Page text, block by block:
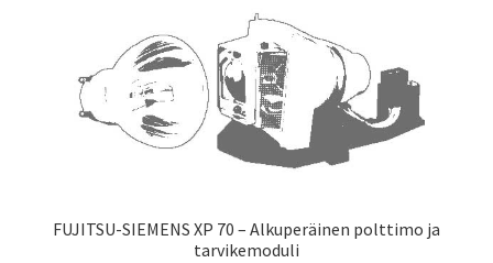
FUJITSU-SIEMENS XP 70 – Alkuperäinen polttimo ja
tarvikemoduli